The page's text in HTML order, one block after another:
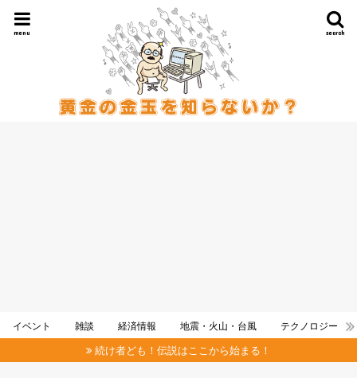
search
menu
イベント 雑談 経済情報 地震・火山・台風 テクノロジー
続け者ども！伝説はここから始まる！